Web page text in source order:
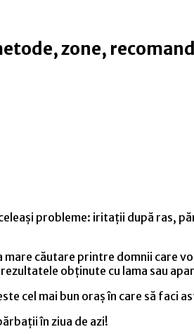
zone,
probleme: iritații după ras,
căutare printre domnii care
obținute cu lama sau
cel mai bun oraș în care să faci
în ziua de azi!